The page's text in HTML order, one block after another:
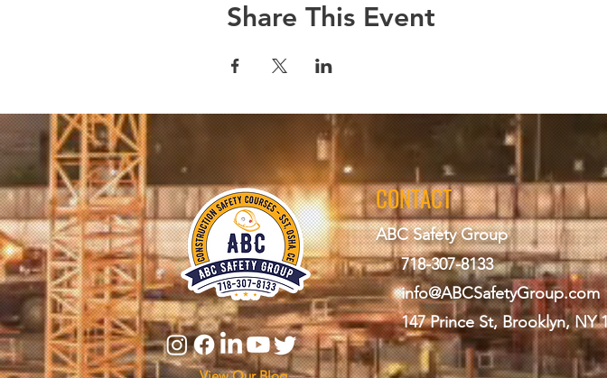
Share This Event
CONTACT
ABC Safety Group
718-307-8133
info@ABCSafetyGroup.com
147 Prince St, Brooklyn, NY